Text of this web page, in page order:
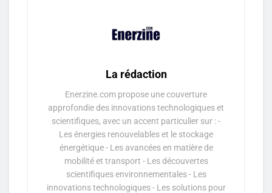
La rédaction
Enerzine.com propose une couverture
approfondie des innovations technologiques et
scientifiques, avec un accent particulier sur : -
Les énergies renouvelables et le stockage
énergétique - Les avancées en matière de
mobilité et transport - Les découvertes
scientifiques environnementales - Les
innovations technologiques - Les solutions pour